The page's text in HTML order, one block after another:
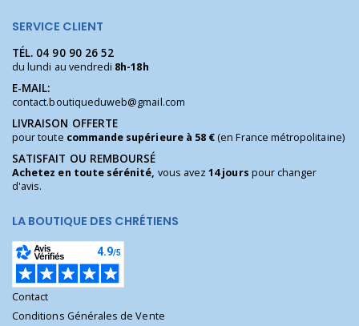
SERVICE CLIENT
TÉL. 04 90 90 26 52
du lundi au vendredi 8h-18h
E-MAIL:
contact.boutiqueduweb@gmail.com
LIVRAISON OFFERTE
pour toute commande supérieure à 58 €(en France métropolitaine)
SATISFAIT OU REMBOURSÉ
Achetez en toute sérénité, vous avez14 jours pour changer
d'avis.
LA BOUTIQUE DES CHRÉTIENS
Contact
Conditions Générales de Vente